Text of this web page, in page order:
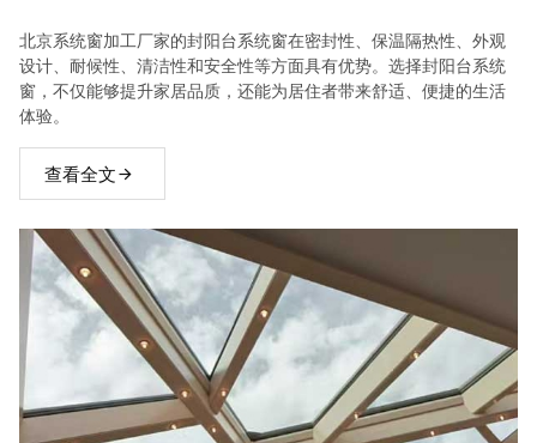
北京系统窗加工厂家的封阳台系统窗在密封性、保温隔热性、外观
设计、耐候性、清洁性和安全性等方面具有优势。选择封阳台系统
窗，不仅能够提升家居品质，还能为居住者带来舒适、便捷的生活
体验。
查看全文